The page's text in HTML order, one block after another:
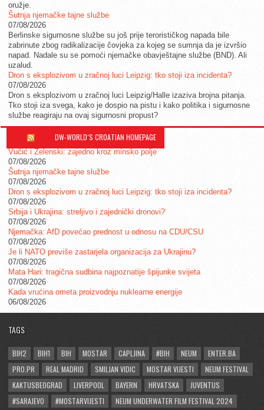
oružje.
Šutnja njemačke tajne službe
07/08/2026
Berlinske sigurnosne službe su još prije terorističkog napada bile
zabrinute zbog radikalizacije čovjeka za kojeg se sumnja da je izvršio
napad. Nadale su se pomoći njemačke obavještajne službe (BND). Ali
uzalud.
Dron s eksplozivom u zračnoj luci Leipzig: tko stoji iza incidenta?
07/08/2026
Dron s eksplozivom u zračnoj luci Leipzig/Halle izaziva brojna pitanja.
Tko stoji iza svega, kako je dospio na pistu i kako politika i sigurnosne
službe reagiraju na ovaj sigurnosni propust?
DW-WORLD´S CROATIAN HOMEPAGE
Vučić i Zelenski: zajedno kroz minsko polje
07/08/2026
Šutnja njemačke tajne službe
07/08/2026
Dron s eksplozivom u zračnoj luci Leipzig: tko stoji iza incidenta?
07/08/2026
Srbija i Ukrajina: streljivo i zajednički dronovi?
07/08/2026
Njemačka: AfD povećao prednost u odnosu na CDU/CSU
07/08/2026
Je li NATO previše zastarjela organizacija za Ukrajinu?
07/08/2026
Mata Hari: tragična sudbina najpoznatije špijunke svijeta
07/08/2026
Kada vrućina ometa proizvodnju nuklearne energije
06/08/2026
TAGS
BIH2 BIH1 BIH MOSTAR CAPLJINA #BIH NEUM
ENTER.BA
PRO.PR
REAL MADRID SMILJAN VIDIC MOSTAR VIJESTI
NEUM FESTIVAL
KAKTUSBEOGRAD
LIVERPOOL BAYERN HRVATSKA
JUVENTUS
#SARAJEVO
#MOSTARVIJESTI
NEUM UNDERWATER FILM FESTIVAL 2024